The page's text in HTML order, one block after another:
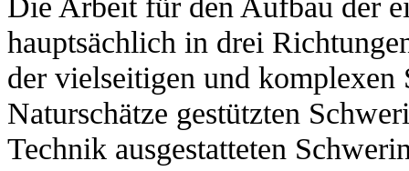
hauptsächlich in drei
der vielseitigen und
Naturschätze gestützten
Technik ausgestatteten